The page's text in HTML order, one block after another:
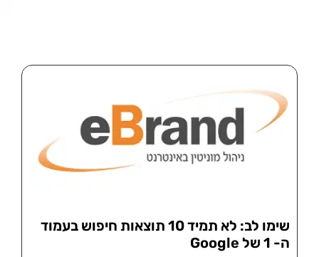
שימו לב: לא תמיד 10 תוצאות חיפוש בעמוד
ה- 1 של Google